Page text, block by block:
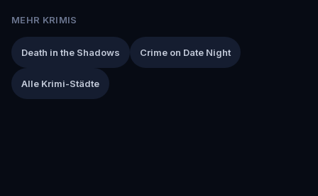
MEHR KRIMIS
Death in the Shadows Crime on Date Night
Alle Krimi-Städte